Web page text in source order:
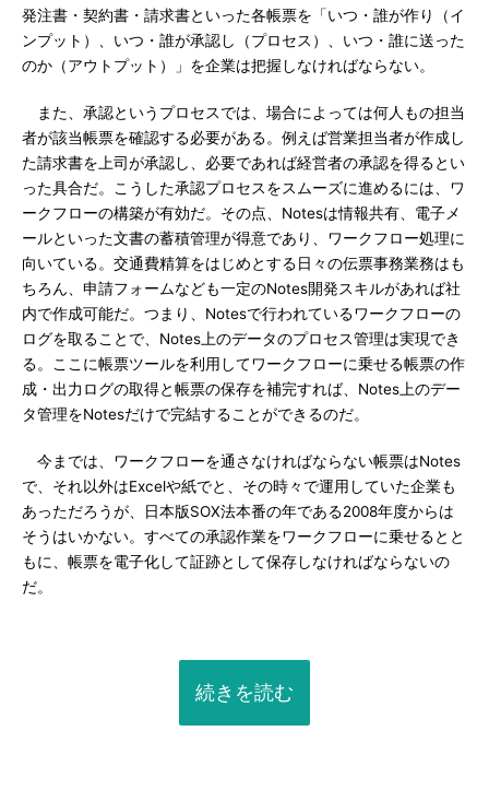
発注書・契約書・請求書といった各帳票を「いつ・誰が作り（イ
ンプット）、いつ・誰が承認し（プロセス）、いつ・誰に送った
のか（アウトプット）」を企業は把握しなければならない。
また、承認というプロセスでは、場合によっては何人もの担当
者が該当帳票を確認する必要がある。例えば営業担当者が作成し
た請求書を上司が承認し、必要であれば経営者の承認を得るとい
った具合だ。こうした承認プロセスをスムーズに進めるには、ワ
ークフローの構築が有効だ。その点、Notesは情報共有、電子メ
ールといった文書の蓄積管理が得意であり、ワークフロー処理に
向いている。交通費精算をはじめとする日々の伝票事務業務はも
ちろん、申請フォームなども一定のNotes開発スキルがあれば社
内で作成可能だ。つまり、Notesで行われているワークフローの
ログを取ることで、Notes上のデータのプロセス管理は実現でき
る。ここに帳票ツールを利用してワークフローに乗せる帳票の作
成・出力ログの取得と帳票の保存を補完すれば、Notes上のデー
タ管理をNotesだけで完結することができるのだ。
今までは、ワークフローを通さなければならない帳票はNotes
で、それ以外はExcelや紙でと、その時々で運用していた企業も
あっただろうが、日本版SOX法本番の年である2008年度からは
そうはいかない。すべての承認作業をワークフローに乗せるとと
もに、帳票を電子化して証跡として保存しなければならないの
だ。
続きを読む